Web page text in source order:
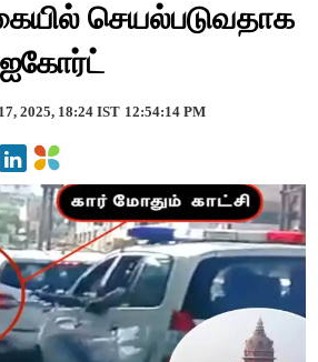
செயல்படுவதாக
ஐகோர்ட்
2025, 18:24 IST 12:54:14 PM